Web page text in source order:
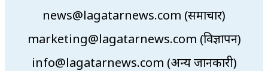
news@lagatarnews.com (समाचार)
marketing@lagatarnews.com (विज्ञापन)
info@lagatarnews.com (अन्य जानकारी)